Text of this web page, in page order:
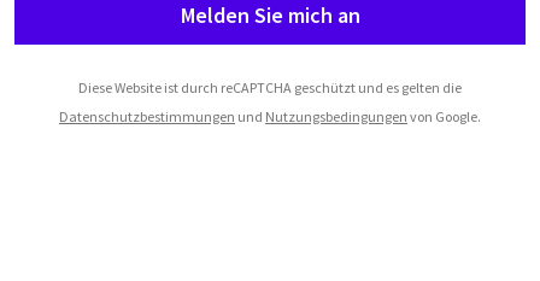
Melden Sie mich an
Diese Website ist durch reCAPTCHA geschützt und es gelten die
Datenschutzbestimmungen und Nutzungsbedingungen von Google.